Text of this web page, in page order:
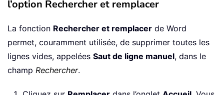
l’option Rechercher et remplacer
La fonction Rechercher et remplacer de Word
permet, couramment utilisée, de supprimer toutes les
lignes vides, appelées Saut de ligne manuel, dans le
champ Rechercher.